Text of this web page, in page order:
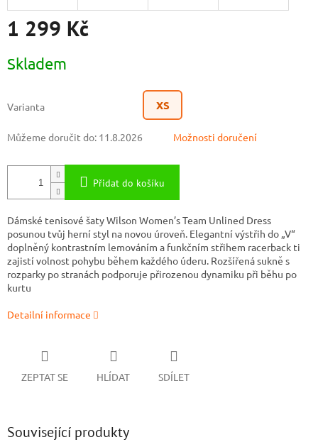
1 299 Kč
cena:
Skladem
Varianta XS
Můžeme doručit do: 11.8.2026 Možnosti doručení
Přidat do košíku
Dámské tenisové šaty Wilson Women’s Team Unlined Dress
posunou tvůj herní styl na novou úroveň. Elegantní výstřih do „V“
doplněný kontrastním lemováním a funkčním střihem racerback ti
zajistí volnost pohybu během každého úderu. Rozšířená sukně s
rozparky po stranách podporuje přirozenou dynamiku při běhu po
kurtu
Detailní informace
ZEPTAT SE HLÍDAT SDÍLET
Související produkty